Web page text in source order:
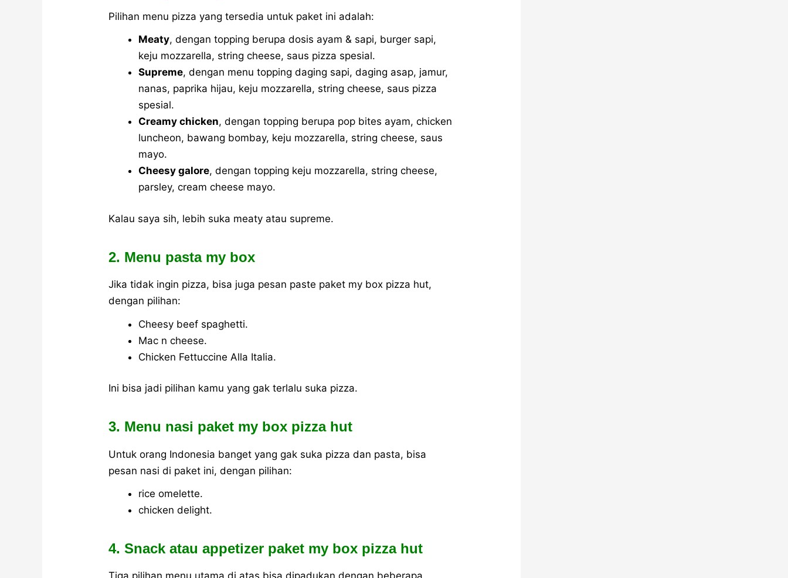
Pilihan menu pizza yang tersedia untuk paket ini adalah:
Meaty, dengan topping berupa dosis ayam & sapi, burger sapi,
keju mozzarella, string cheese, saus pizza spesial.
Supreme, dengan menu topping daging sapi, daging asap, jamur,
nanas, paprika hijau, keju mozzarella, string cheese, saus pizza
spesial.
Creamy chicken, dengan topping berupa pop bites ayam, chicken
luncheon, bawang bombay, keju mozzarella, string cheese, saus
mayo.
Cheesy galore, dengan topping keju mozzarella, string cheese,
parsley, cream cheese mayo.
Kalau saya sih, lebih suka meaty atau supreme.
2. Menu pasta my box
Jika tidak ingin pizza, bisa juga pesan paste paket my box pizza hut,
dengan pilihan:
Cheesy beef spaghetti.
Mac n cheese.
Chicken Fettuccine Alla Italia.
Ini bisa jadi pilihan kamu yang gak terlalu suka pizza.
3. Menu nasi paket my box pizza hut
Untuk orang Indonesia banget yang gak suka pizza dan pasta, bisa
pesan nasi di paket ini, dengan pilihan:
rice omelette.
chicken delight.
4. Snack atau appetizer paket my box pizza hut